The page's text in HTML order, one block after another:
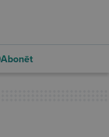
Abonēt